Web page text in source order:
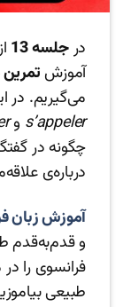
درجلسه 13
آموزش
می‌گیریم. در
s’appeler و
چگونه در
درباره‌ی
آموزش زبان
و قدم‌به‌قدم
فرانسوی را
طبیعی